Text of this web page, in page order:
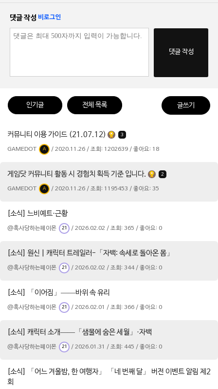
댓글 작성 비로그인
댓글 작성
인기글 전체 목록 글쓰기
커뮤니티 이용 가이드 (21.07.12) 3
GAMEDOT A / 2020.11.26 / 조회: 1202639 / 좋아요: 18
게임닷 커뮤니티 활동 시 경험치 획득 기준 입니다. 2
GAMEDOT A / 2020.11.26 / 조회: 1195453 / 좋아요: 35
[소식] 느비예트·근황
@혹사당하는페이몬 21 / 2026.02.02 / 조회: 365 / 좋아요: 0
[소식] 원신 | 캐릭터 트레일러-「자백: 속세로 돌아온 몸」
@혹사당하는페이몬 21 / 2026.02.02 / 조회: 344 / 좋아요: 0
[소식] 「이어짐」——바위 속 유리
@혹사당하는페이몬 21 / 2026.02.01 / 조회: 366 / 좋아요: 0
[소식] 캐릭터 소개——「샘물에 숨은 세월」·자백
@혹사당하는페이몬 21 / 2026.01.31 / 조회: 445 / 좋아요: 0
[소식] 「어느 겨울밤, 한 여행자」 「네 번째 달」 버전 이벤트 알림 제2
회